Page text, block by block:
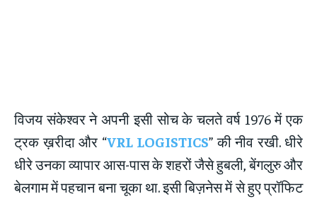
विजय संकेश्वर ने अपनी इसी सोच के चलते वर्ष 1976 में एक
ट्रक ख़रीदा और “VRL LOGISTICS” की नीव रखी. धीरे
धीरे उनका व्यापार आस-पास के शहरों जैसे हुबली, बेंगलुरु और
बेलगाम में पहचान बना चूका था. इसी बिज़नेस में से हुए प्रॉफिट